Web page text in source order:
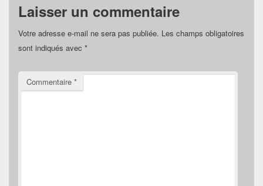
Laisser un commentaire
Votre adresse e-mail ne sera pas publiée. Les champs obligatoires
sont indiqués avec *
Commentaire *